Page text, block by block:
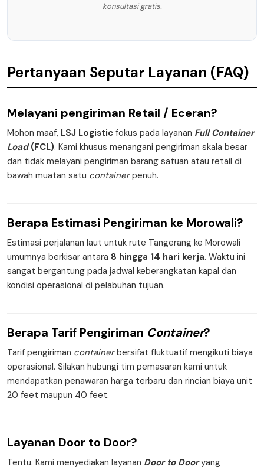
konsultasi gratis.
Pertanyaan Seputar Layanan (FAQ)
Melayani pengiriman Retail / Eceran?
Mohon maaf, LSJ Logistic fokus pada layanan Full Container
Load(FCL). Kami khusus menangani pengiriman skala besar
dan tidak melayani pengiriman barang satuan atau retail di
bawah muatan satu containerpenuh.
Berapa Estimasi Pengiriman ke Morowali?
Estimasi perjalanan laut untuk rute Tangerang ke Morowali
umumnya berkisar antara 8 hingga 14 hari kerja. Waktu ini
sangat bergantung pada jadwal keberangkatan kapal dan
kondisi operasional di pelabuhan tujuan.
Berapa Tarif Pengiriman Container?
Tarif pengiriman containerbersifat fluktuatif mengikuti biaya
operasional. Silakan hubungi tim pemasaran kami untuk
mendapatkan penawaran harga terbaru dan rincian biaya unit
20 feet maupun 40 feet.
Layanan Door to Door?
Tentu. Kami menyediakan layanan Door to Dooryang